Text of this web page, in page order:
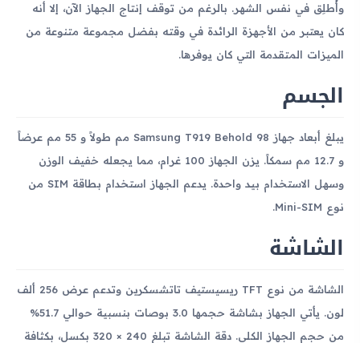
وأُطلِق في نفس الشهر. بالرغم من توقف إنتاج الجهاز الآن، إلا أنه
كان يعتبر من الأجهزة الرائدة في وقته بفضل مجموعة متنوعة من
الميزات المتقدمة التي كان يوفرها.
الجسم
يبلغ أبعاد جهاز Samsung T919 Behold 98 مم طولاً و 55 مم عرضاً
و 12.7 مم سمكاً. يزن الجهاز 100 غرام، مما يجعله خفيف الوزن
وسهل الاستخدام بيد واحدة. يدعم الجهاز استخدام بطاقة SIM من
نوع Mini-SIM.
الشاشة
الشاشة من نوع TFT ريسيستيف تاتشسكرين وتدعم عرض 256 ألف
لون. يأتي الجهاز بشاشة حجمها 3.0 بوصات بنسبية حوالي 51.7%
من حجم الجهاز الكلي. دقة الشاشة تبلغ 240 × 320 بكسل، بكثافة